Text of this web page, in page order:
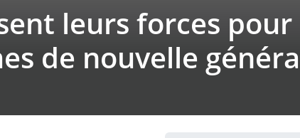
leurs forces pour
de nouvelle